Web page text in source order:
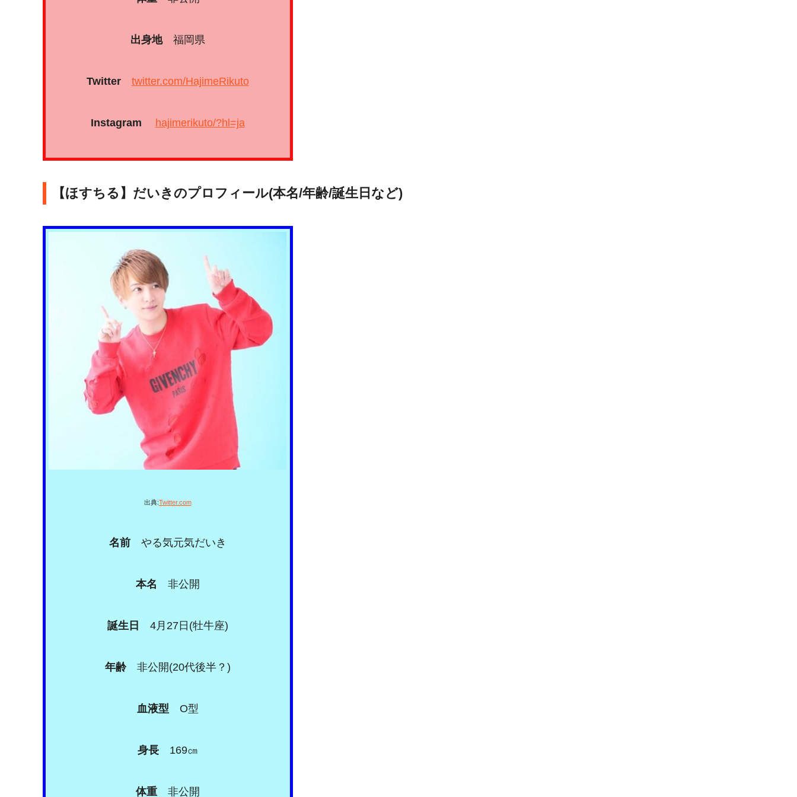
出身地 福岡県
Twitter twitter.com/HajimeRikuto
Instagram hajimerikuto/?hl=ja
【ほすちる】だいきのプロフィール(本名/年齢/誕生日など)
出典:Twitter.com
名前 やる気元気だいき
本名 非公開
誕生日 4月27日(牡牛座)
年齢 非公開(20代後半？)
血液型 O型
身長 169㎝
体重 非公開